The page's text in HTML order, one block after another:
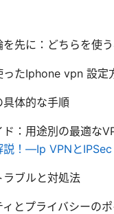
を先に：どちらを使
ったIphone vpn 設定
具体的な手順
：用途別の最適な
説！—Ip VPNと
ラブルと対処法
とプライバシーの